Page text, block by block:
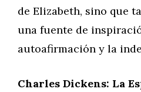
de Elizabeth, sino que
una fuente de
autoafirmación y la
Charles Dickens: La